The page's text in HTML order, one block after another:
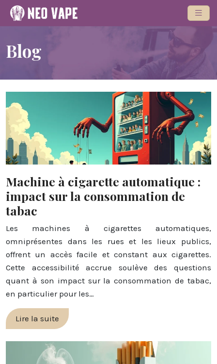
Blog
Machine à cigarette automatique :
impact sur la consommation de
tabac
Les machines à cigarettes automatiques,
omniprésentes dans les rues et les lieux publics,
offrent un accès facile et constant aux cigarettes.
Cette accessibilité accrue soulève des questions
quant à son impact sur la consommation de tabac,
en particulier pour les…
Lire la suite